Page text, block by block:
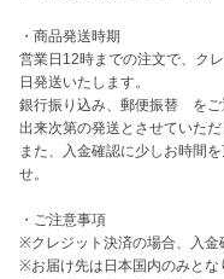
・商品発送時期
営業日12時までの注文で、ク
日発送いたします。
銀行振り込み、郵便振替　を
出来次第の発送とさせていただ
また、入金確認に少しお時間
せ。
・ご注意事項
※クレジット決済の場合、入金
※お届け先は日本国内のみとな